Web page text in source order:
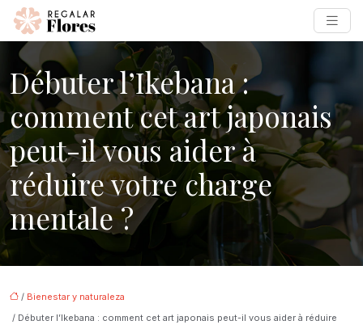
Débuter l’Ikebana :
comment cet art japonais
peut-il vous aider à
réduire votre charge
mentale ?
/ Bienestar y naturaleza
/ Débuter l’Ikebana : comment cet art japonais peut-il vous aider à réduire